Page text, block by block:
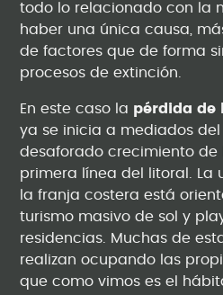
todo lo relacionado con la
haber una única causa,
de factores que de forma
procesos de extinción.
En este caso la pérdida de
ya se inicia a mediados
desaforado crecimiento de
primera línea del litoral. La
la franja costera está
turismo masivo de sol y
residencias. Muchas de
realizan ocupando las
que como vimos es el